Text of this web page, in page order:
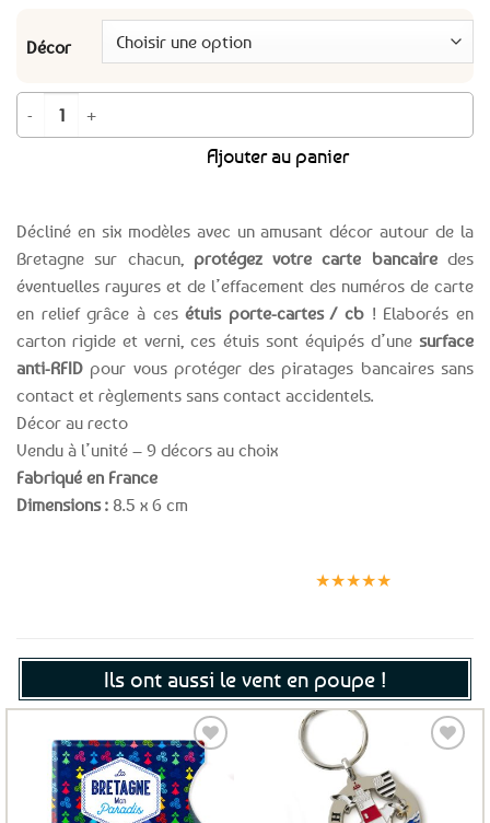
Décliné en six modèles avec un amusant décor autour de la
Bretagne sur chacun, protégez votre carte bancairedes
éventuelles rayures et de l’effacement des numéros de carte
en relief grâce à cesétuis porte-cartes / cb ! Elaborés en
carton rigide et verni, ces étuis sont équipés d’une surface
anti-RFID pour vous protéger des piratages bancaires sans
contact et règlements sans contact accidentels.
Décor au recto
Vendu à l’unité – 9 décors au choix
Fabriqué en France
Dimensions : 8.5 x 6 cm
Décor
quantité de Etui Protège CB pour carte bancaire humoristiques
Ajouter au panier
★★★★★
Ils ont aussi le vent en poupe !
Ajouter
aux
Ajouter